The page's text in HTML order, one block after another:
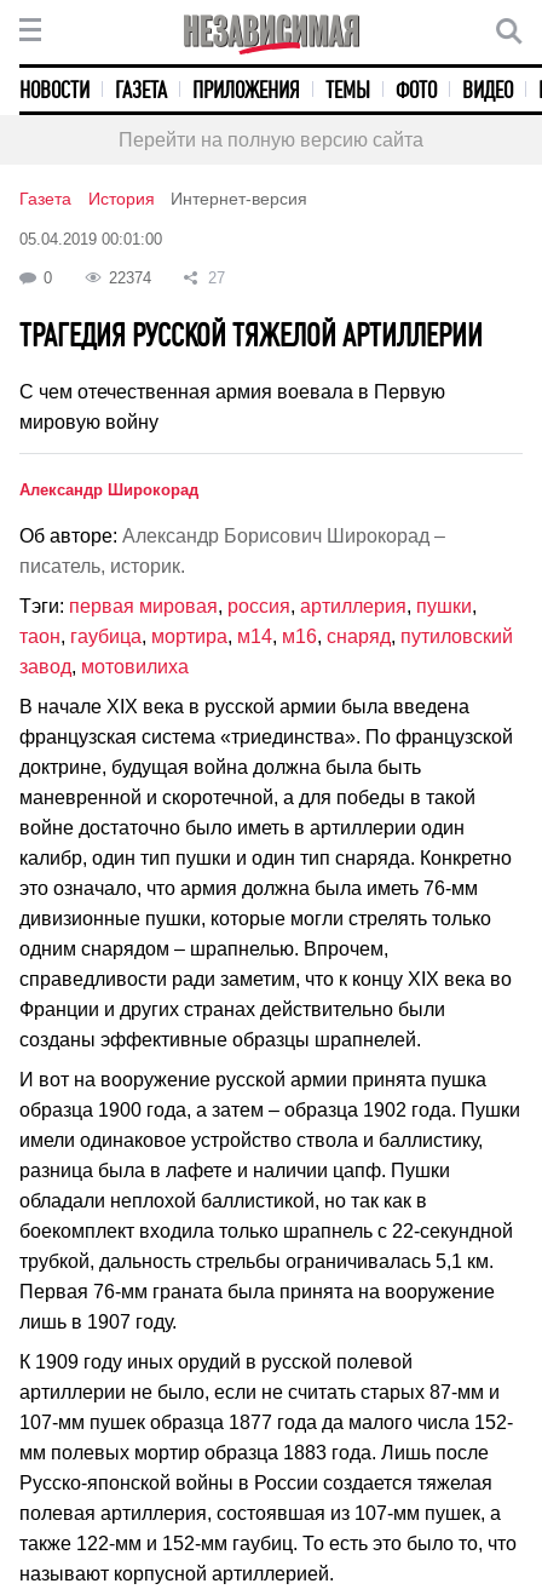
НОВОСТИ ГАЗЕТА ПРИЛОЖЕНИЯ ТЕМЫ ФОТО ВИДЕО
Перейти на полную версию сайта
Газета История Интернет-версия
05.04.2019 00:01:00
0 22374 27
ТРАГЕДИЯ РУССКОЙ ТЯЖЕЛОЙ АРТИЛЛЕРИИ
С чем отечественная армия воевала в Первую
мировую войну
Александр Широкорад
Об авторе: Александр Борисович Широкорад –
писатель, историк.
Тэги: первая мировая, россия, артиллерия, пушки,
таон, гаубица, мортира, м14, м16, снаряд, путиловский
завод, мотовилиха
В начале XIX века в русской армии была введена
французская система «триединства». По французской
доктрине, будущая война должна была быть
маневренной и скоротечной, а для победы в такой
войне достаточно было иметь в артиллерии один
калибр, один тип пушки и один тип снаряда. Конкретно
это означало, что армия должна была иметь 76-мм
дивизионные пушки, которые могли стрелять только
одним снарядом – шрапнелью. Впрочем,
справедливости ради заметим, что к концу XIX века во
Франции и других странах действительно были
созданы эффективные образцы шрапнелей.
И вот на вооружение русской армии принята пушка
образца 1900 года, а затем – образца 1902 года. Пушки
имели одинаковое устройство ствола и баллистику,
разница была в лафете и наличии цапф. Пушки
обладали неплохой баллистикой, но так как в
боекомплект входила только шрапнель с 22-секундной
трубкой, дальность стрельбы ограничивалась 5,1 км.
Первая 76-мм граната была принята на вооружение
лишь в 1907 году.
К 1909 году иных орудий в русской полевой
артиллерии не было, если не считать старых 87-мм и
107-мм пушек образца 1877 года да малого числа 152-
мм полевых мортир образца 1883 года. Лишь после
Русско-японской войны в России создается тяжелая
полевая артиллерия, состоявшая из 107-мм пушек, а
также 122-мм и 152-мм гаубиц. То есть это было то, что
называют корпусной артиллерией.